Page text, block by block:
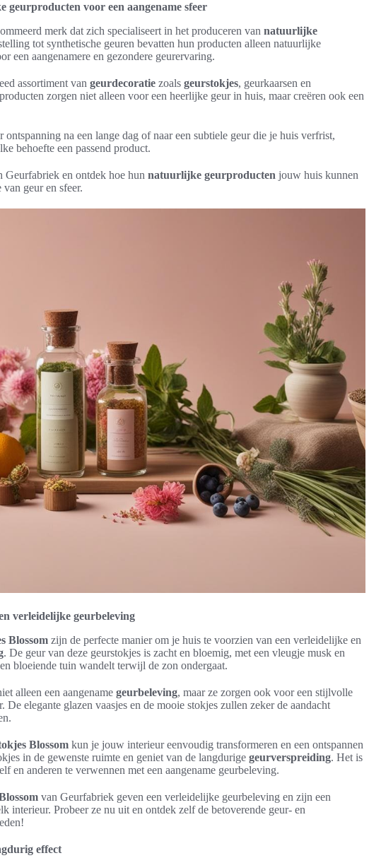
voor een aangename sfeer
merk dat zich specialiseert in het produceren van natuurlijke
tot synthetische geuren bevatten hun producten alleen natuurlijke
een aangenamere en gezondere geurervaring.
assortiment van geurdecoratie zoals geurstokjes, geurkaarsen en
zorgen niet alleen voor een heerlijke geur in huis, maar creëren ook een
ontspanning na een lange dag of naar een subtiele geur die je huis verfrist,
behoefte een passend product.
Geurfabriek en ontdek hoe hun natuurlijke geurproducten jouw huis kunnen
van geur en sfeer.
verleidelijke geurbeleving
Blossom zijn de perfecte manier om je huis te voorzien van een verleidelijke en
. De geur van deze geurstokjes is zacht en bloemig, met een vleugje musk en
bloeiende tuin wandelt terwijl de zon ondergaat.
alleen een aangename geurbeleving, maar ze zorgen ook voor een stijlvolle
De elegante glazen vaasjes en de mooie stokjes zullen zeker de aandacht
Blossom kun je jouw interieur eenvoudig transformeren en een ontspannen
in de gewenste ruimte en geniet van de langdurige geurverspreiding. Het is
en anderen te verwennen met een aangename geurbeleving.
van Geurfabriek geven een verleidelijke geurbeleving en zijn een
interieur. Probeer ze nu uit en ontdek zelf de betoverende geur- en
effect